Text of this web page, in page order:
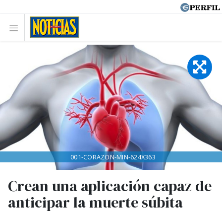
Crean una aplicación capaz de
anticipar la muerte súbita
001-CORAZON-MIN-624X363